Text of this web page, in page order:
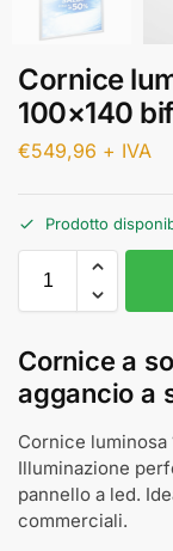
Cornice
100×140
€549,96 + IVA
Prodotto
Cornice a
aggancio a
Cornice
Illuminazione
pannello a led.
commerciali.